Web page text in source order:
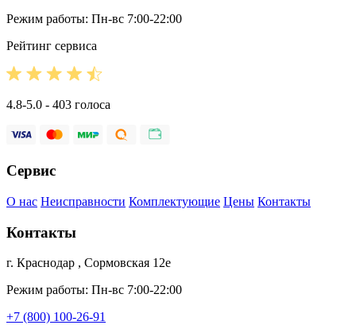
Режим работы: Пн-вс 7:00-22:00
Рейтинг сервиса
4.8-5.0 - 403 голоса
Сервис
О нас Неисправности Комплектующие Цены Контакты
Контакты
г. Краснодар , Сормовская 12е
Режим работы: Пн-вс 7:00-22:00
+7 (800) 100-26-91